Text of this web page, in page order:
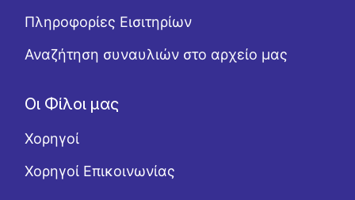
Πληροφορίες Εισιτηρίων
Αναζήτηση συναυλιών στο αρχείο μας
Οι Φίλοι μας
Χορηγοί
Χορηγοί Επικοινωνίας